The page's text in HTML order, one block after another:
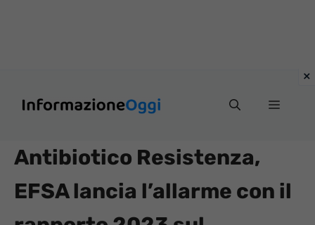
Menu
Antibiotico Resistenza,
EFSA lancia l’allarme con il